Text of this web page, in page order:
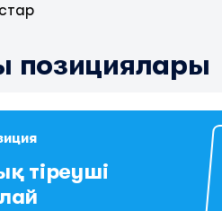
тіреуші